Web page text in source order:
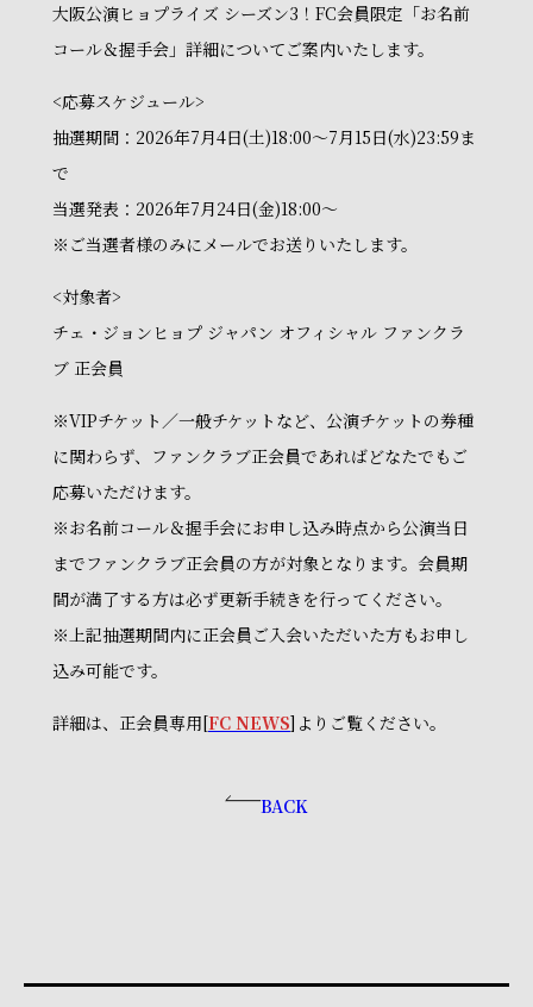
大阪公演ヒョプライズ シーズン3！FC会員限定「お名前
コール＆握手会」詳細についてご案内いたします。
<応募スケジュール>
抽選期間：2026年7月4日(土)18:00～7月15日(水)23:59ま
で
当選発表：2026年7月24日(金)18:00～
※ご当選者様のみにメールでお送りいたします。
<対象者>
チェ・ジョンヒョプ ジャパン オフィシャル ファンクラ
ブ 正会員
※VIPチケット／一般チケットなど、公演チケットの券種
に関わらず、ファンクラブ正会員であればどなたでもご
応募いただけます。
※お名前コール＆握手会にお申し込み時点から公演当日
までファンクラブ正会員の方が対象となります。会員期
間が満了する方は必ず更新手続きを行ってください。
※上記抽選期間内に正会員ご入会いただいた方もお申し
込み可能です。
詳細は、正会員専用[FC NEWS]よりご覧ください。
BACK